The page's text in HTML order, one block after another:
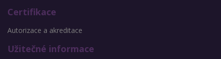
Certifikace
Autorizace a akreditace
Užitečné informace